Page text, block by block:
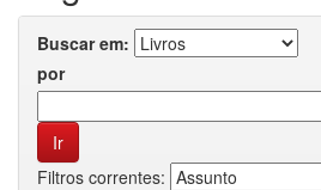
Buscar em:
por
Filtros correntes: